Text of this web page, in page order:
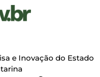
e Inovação do Estado